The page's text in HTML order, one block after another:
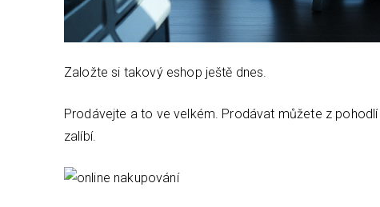
Založte si takový eshop ještě dnes.
Prodávejte a to ve velkém. Prodávat můžete z
zalíbí.